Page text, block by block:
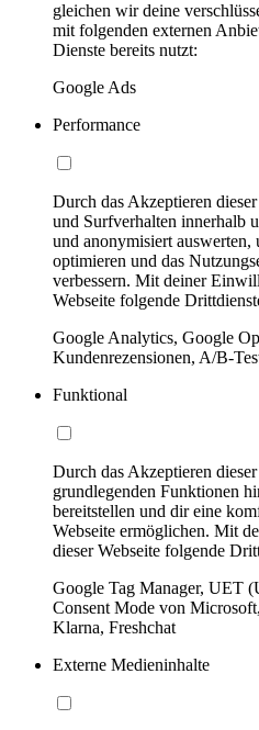
gleichen wir deine
mit folgenden externen
Dienste bereits nutzt:
Google Ads
Performance
Durch das Akzeptieren
und Surfverhalten innerhalb
und anonymisiert auswerten,
optimieren und das
verbessern. Mit deiner
Webseite folgende
Google Analytics, Google
Kundenrezensionen, A/B-
Funktional
Durch das Akzeptieren
grundlegenden Funktionen
bereitstellen und dir eine
Webseite ermöglichen. Mit
dieser Webseite folgende
Google Tag Manager, UET
Consent Mode von
Klarna, Freshchat
Externe Medieninhalte